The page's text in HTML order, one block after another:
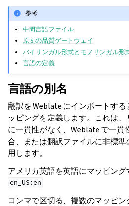
参考
中間言語ファイル
原文の品質ゲートウェイ
バイリンガル形式とモノリンガル形
言語の定義
言語の別名
翻訳を Weblate にインポートす
ッピングを定義します。これは
に一貫性がなく、Weblate で一貫
合、または翻訳ファイルに非標
用します。
アメリカ英語を英語にマッピン
en_US:en
コンマで区切る、複数のマッピン